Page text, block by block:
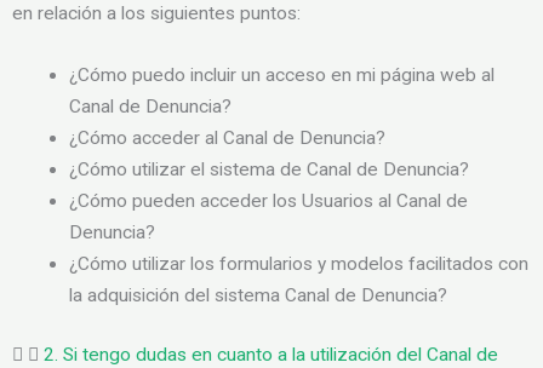
en relación a los siguientes puntos:
¿Cómo puedo incluir un acceso en mi página web al
Canal de Denuncia?
¿Cómo acceder al Canal de Denuncia?
¿Cómo utilizar el sistema de Canal de Denuncia?
¿Cómo pueden acceder los Usuarios al Canal de
Denuncia?
¿Cómo utilizar los formularios y modelos facilitados con
la adquisición del sistema Canal de Denuncia?
2. Si tengo dudas en cuanto a la utilización del Canal de